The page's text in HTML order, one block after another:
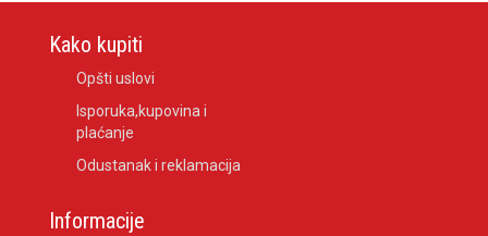
Kako kupiti
Opšti uslovi
Isporuka,kupovina i
plaćanje
Odustanak i reklamacija
Informacije